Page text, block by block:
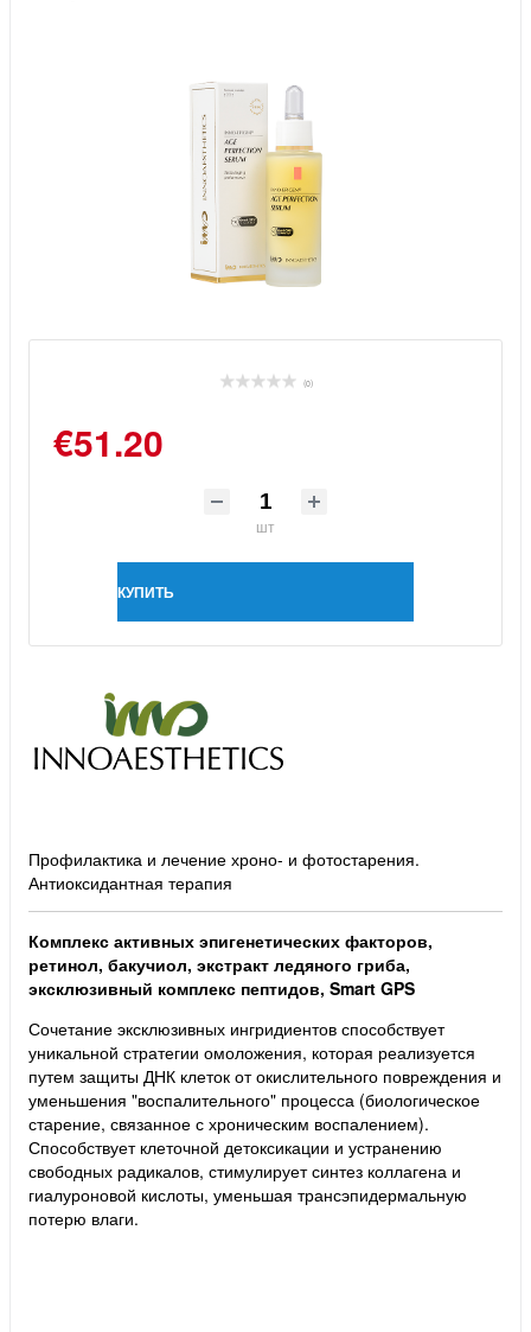
(0)
€51.20
шт
КУПИТЬ
Профилактика и лечение хроно- и фотостарения.
Антиоксидантная терапия
Комплекс активных эпигенетических факторов,
ретинол, бакучиол, экстракт ледяного гриба,
эксклюзивный комплекс пептидов, Smart GPS
Сочетание эксклюзивных ингридиентов способствует
уникальной стратегии омоложения, которая реализуется
путем защиты ДНК клеток от окислительного повреждения и
уменьшения "воспалительного" процесса (биологическое
старение, связанное с хроническим воспалением).
Способствует клеточной детоксикации и устранению
свободных радикалов, стимулирует синтез коллагена и
гиалуроновой кислоты, уменьшая трансэпидермальную
потерю влаги.